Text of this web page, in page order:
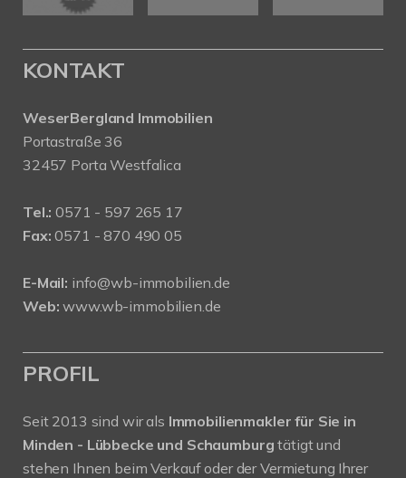
KONTAKT
WeserBergland Immobilien
Portastraße 36
32457 Porta Westfalica
Tel.: 0571 - 597 265 17
Fax: 0571 - 870 490 05
E-Mail: info@wb-immobilien.de
Web: www.wb-immobilien.de
PROFIL
Seit 2013 sind wir als Immobilienmakler für Sie in
Minden - Lübbecke und Schaumburgtätigt und
stehen Ihnen beim Verkauf oder der Vermietung Ihrer